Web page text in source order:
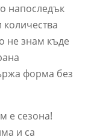
напоследък
не знам къде
форма без
е сезона!
и са